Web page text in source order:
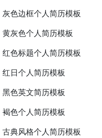
灰色边框个人简历模板
黄灰色个人简历模板
红色标题个人简历模板
红日个人简历模板
黑色英文简历模板
褐色个人简历模板
古典风格个人简历模板